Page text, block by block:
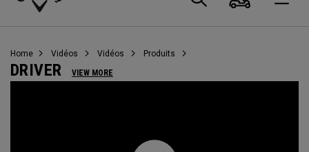
Callaway
Home Vidéos Vidéos Produits
DRIVER VIEW MORE